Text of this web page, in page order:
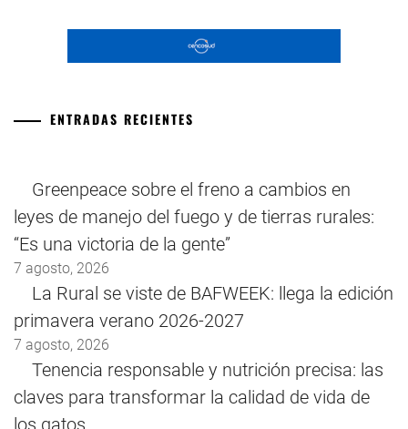
ENTRADAS RECIENTES
Greenpeace sobre el freno a cambios en
leyes de manejo del fuego y de tierras rurales:
“Es una victoria de la gente”
7 agosto, 2026
La Rural se viste de BAFWEEK: llega la edición
primavera verano 2026-2027
7 agosto, 2026
Tenencia responsable y nutrición precisa: las
claves para transformar la calidad de vida de
los gatos